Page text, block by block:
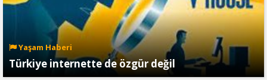
Yaşam Haberi
Türkiye internette de özgür değil